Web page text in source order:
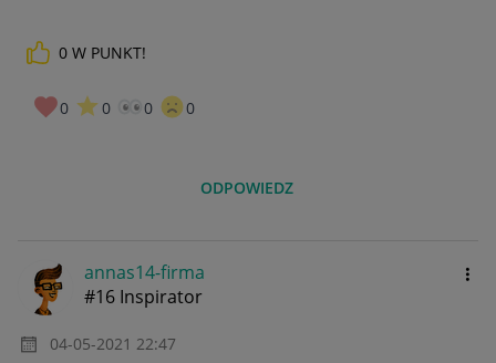
0 W PUNKT!
0 0 0 0
ODPOWIEDZ
annas14-firma
#16 Inspirator
‎04-05-2021 22:47